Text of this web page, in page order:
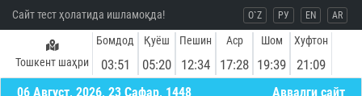
Сайт тест ҳолатида ишламоқда! O`Z РУ EN AR
Тошкент шаҳри
Бомдод
03:51
Қуёш
05:20
Пешин
12:34
Аср
17:28
Шом
19:39
Хуфтон
21:09
06 Август, 2026, 23 Сафар, 1448 Aввалги сайт